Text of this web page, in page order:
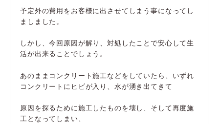
予定外の費用をお客様に出させてしまう事になってし
ましました。
しかし、今回原因が解り、対処したことで安心して生
活が出来ることでしょう。
あのままコンクリート施工などをしていたら、いずれ
コンクリートにヒビが入り、水が湧き出てきて
原因を探るために施工したものを壊し、そして再度施
工となってしまい、